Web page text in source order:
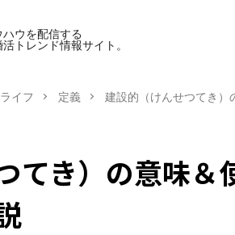
ウを配信する
トレンド情報サイト。
イフ 定義 建設的（けんせつてき）
てき）の意味＆